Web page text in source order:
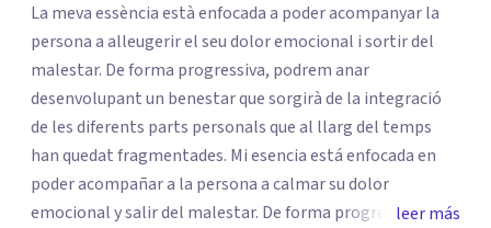
La meva essència està enfocada a poder acompanyar la
persona a alleugerir el seu dolor emocional i sortir del
malestar. De forma progressiva, podrem anar
desenvolupant un benestar que sorgirà de la integració
de les diferents parts personals que al llarg del temps
han quedat fragmentades. Mi esencia está enfocada en
poder acompañar a la persona a calmar su dolor
emocional y salir del malestar. De forma progresiva,leer más